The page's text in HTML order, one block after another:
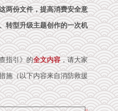
两份文件，提高消费安全意
转型升级主题创作的一次机
指引》的全文内容，请大家
施（以下内容来自消防救援